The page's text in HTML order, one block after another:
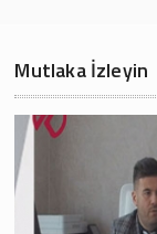
Mutlaka İzleyin